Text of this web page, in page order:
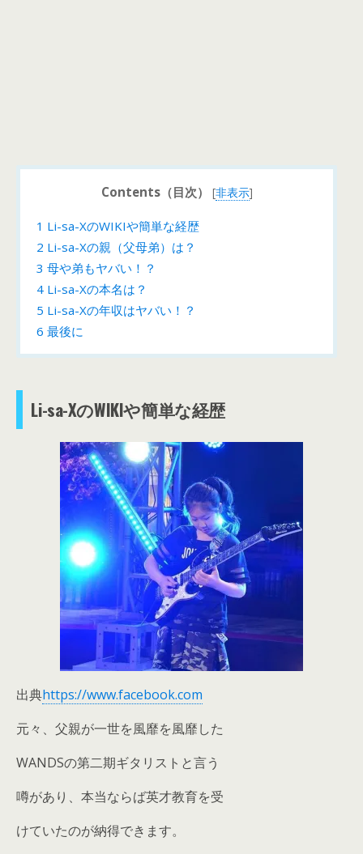
Contents（目次） [非表示]
1 Li-sa-XのWIKIや簡単な経歴
2 Li-sa-Xの親（父母弟）は？
3 母や弟もヤバい！？
4 Li-sa-Xの本名は？
5 Li-sa-Xの年収はヤバい！？
6 最後に
Li-sa-XのWIKIや簡単な経歴
出典https://www.facebook.com
元々、父親が一世を風靡を風靡した
WANDSの第二期ギタリストと言う
噂があり、本当ならば英才教育を受
けていたのが納得できます。